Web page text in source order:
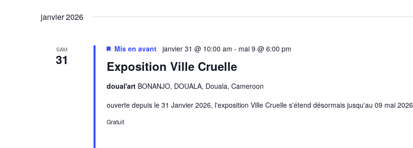
vues
date.
janvier 2026
SAM
31 Exposition Ville Cruelle
Mis en avant janvier 31 @ 10:00 am - mai 9 @ 6:00 pm
doual'art BONANJO, DOUALA, Douala, Cameroon
ouverte depuis le 31 Janvier 2026, l'exposition Ville Cruelle s'étend désormais jusqu'au 09 mai 2026
Gratuit